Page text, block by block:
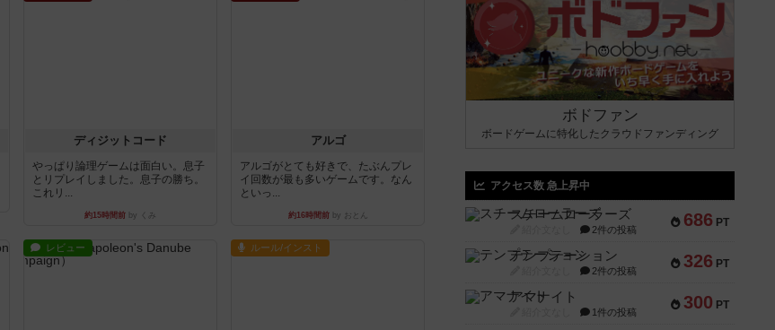
ディジットコード
やっぱり論理ゲームは面白い。息子
とリプレイしました。息子の勝ち。
これリ...
約15時間前 by くみ
アルゴ
アルゴがとても好きで、たぶんプレ
イ回数が最も多いゲームです。なん
といっ...
約16時間前by おとん
レビュー ルール/インスト
ボドファン
ボードゲームに特化したクラウドファンディング
アクセス数 急上昇中
686 PT
スチームローラーズ
2件の投稿
326 PT
テンプテーション
2件の投稿
300 PT
アマナイト
1件の投稿